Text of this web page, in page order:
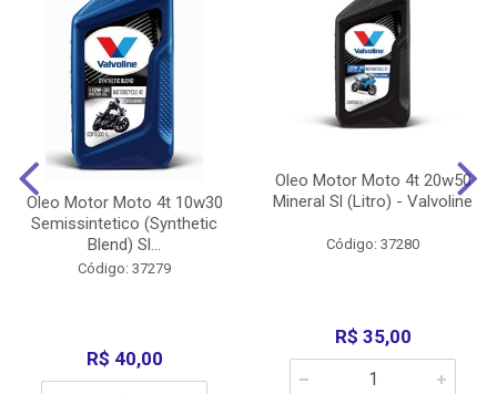
Oleo Motor Moto 4t 10w30
Semissintetico (Synthetic
Blend) Sl...
Código: 37279
R$ 40,00
Oleo Motor Moto 4t 20w50
Mineral Sl (Litro) - Valvoline
Código: 37280
R$ 35,00